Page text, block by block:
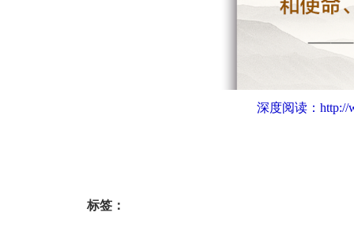
深度阅读： http://
标签：